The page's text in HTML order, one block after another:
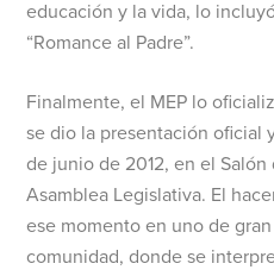
educación y la vida, lo
“Romance al Padre”.
Finalmente, el MEP lo
se dio la presentación oficial
de junio de 2012, en el Salón
Asamblea Legislativa. El
ese momento en uno de
comunidad, donde se